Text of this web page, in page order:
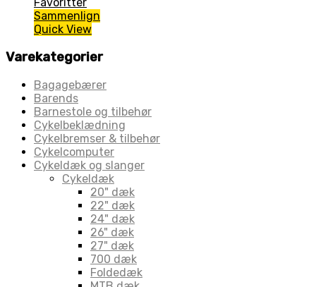
Sammenlign
Quick View
Varekategorier
Bagagebærer
Barends
Barnestole og tilbehør
Cykelbeklædning
Cykelbremser & tilbehør
Cykelcomputer
Cykeldæk og slanger
Cykeldæk
20" dæk
22" dæk
24" dæk
26" dæk
27" dæk
700 dæk
Foldedæk